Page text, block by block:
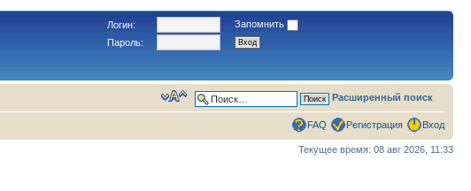
Логин:
Запомнить
Пароль:
Расширенный поиск
FAQ Регистрация Вход
Текущее время: 08 авг 2026, 11:33